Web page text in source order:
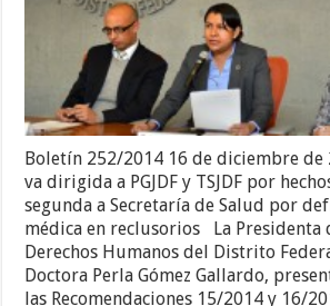
Boletín 252/2014 16 de diciembre
va dirigida a PGJDF y TSJDF por
segunda a Secretaría de Salud por
médica en reclusorios La Presidenta
Derechos Humanos del Distrito
Doctora Perla Gómez Gallardo,
las Recomendaciones 15/2014 y 16/